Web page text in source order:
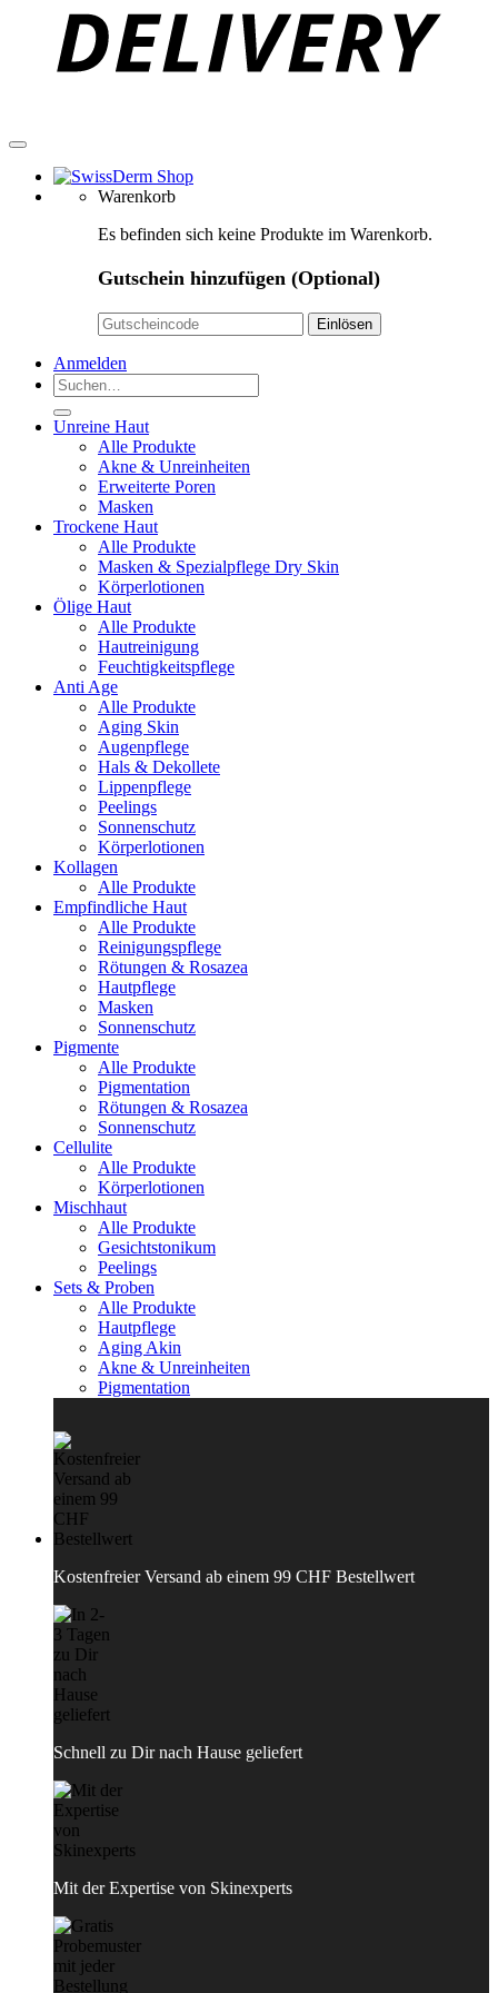
Warenkorb
Es befinden sich keine Produkte im Warenkorb.
Gutschein hinzufügen (Optional)
Anmelden
Suchen
nach:
Unreine Haut
Alle Produkte
Akne & Unreinheiten
Erweiterte Poren
Masken
Trockene Haut
Alle Produkte
Masken & Spezialpflege Dry Skin
Körperlotionen
Ölige Haut
Alle Produkte
Hautreinigung
Feuchtigkeitspflege
Anti Age
Alle Produkte
Aging Skin
Augenpflege
Hals & Dekollete
Lippenpflege
Peelings
Sonnenschutz
Körperlotionen
Kollagen
Alle Produkte
Empfindliche Haut
Alle Produkte
Reinigungspflege
Rötungen & Rosazea
Hautpflege
Masken
Sonnenschutz
Pigmente
Alle Produkte
Pigmentation
Rötungen & Rosazea
Sonnenschutz
Cellulite
Alle Produkte
Körperlotionen
Mischhaut
Alle Produkte
Gesichtstonikum
Peelings
Sets & Proben
Alle Produkte
Hautpflege
Aging Akin
Akne & Unreinheiten
Pigmentation
Kostenfreier Versand ab einem 99 CHF Bestellwert
Schnell zu Dir nach Hause geliefert
Mit der Expertise von Skinexperts